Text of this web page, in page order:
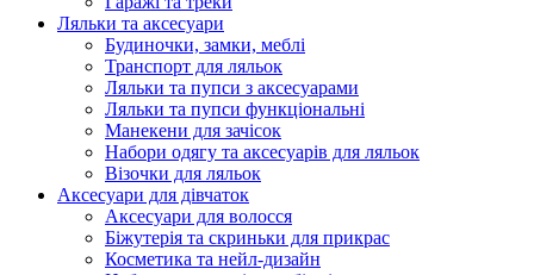
Ляльки та аксесуари
Будиночки, замки, меблі
Транспорт для ляльок
Ляльки та пупси з аксесуарами
Ляльки та пупси функціональні
Манекени для зачісок
Набори одягу та аксесуарів для ляльок
Візочки для ляльок
Аксесуари для дівчаток
Аксесуари для волосся
Біжутерія та скриньки для прикрас
Косметика та нейл-дизайн